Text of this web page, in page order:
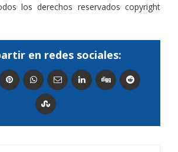
los derechos reservados copyright
en redes sociales: